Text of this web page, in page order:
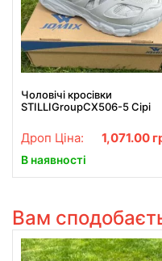
Чоловічі кросівки
STILLIGroupCX506-5 Сірі
Дроп Ціна: 1,071.00
В наявності
Вам